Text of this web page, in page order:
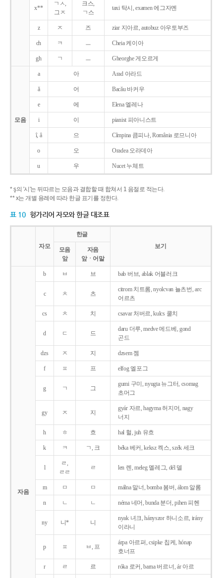
x**
ㄱㅅ,
그ㅈ
크스,
ㄱ스
taxi 탁시, examen 에그자멘
z ㅈ 즈 ziar 지아르, autobuz 아우토부즈
ch ㅋ ㅡ Cheia 케이아
gh ㄱ ㅡ Gheorghe 게오르게
모음
a 아 Arad 아라드
ǎ 어 Bacǎu 바커우
e 에 Elena 엘레나
i 이 pianist 피아니스트
î, â 으 Cîmpina 큼피나, România 로므니아
o 오 Oradea 오라데아
u 우 Nucet 누체트
* ş의 '시'는 뒤따르는 모음과 결합할 때 합쳐서 1 음절로 적는다.
** x는 개별 용례에 따라 한글 표기를 정한다.
표 10 헝가리어 자모와 한글 대조표
자모
한글
보기
모음
앞
자음
앞ㆍ어말
자음
b ㅂ 브 bab 버브, ablak 어블러크
c ㅊ 츠
citrom 치트롬, nyolcvan 뇰츠번, arc
어르츠
cs ㅊ 치 csavar 처버르, kulcs 쿨치
d ㄷ 드
daru 더루, medve 메드베, gond
곤드
dzs ㅈ 지 dzsem 젬
f ㅍ 프 elfog 엘포그
g ㄱ 그
gumi 구미, nyugta 뉴그터, csomag
초머그
gy ㅈ 지
gyár 자르, hagyma 허지머, nagy
너지
h ㅎ 흐 hal 헐, juh 유흐
k ㅋ ㄱ, 크 béka 베커, keksz 켁스, szék 세크
l
ㄹ,
ㄹㄹ
ㄹ len 렌, meleg 멜레그, dél 델
m ㅁ ㅁ málna 말너, bomba 봄버, álom 알롬
n ㄴ ㄴ néma 네머, bunda 분더, pihen 피헨
ny 니* 니
nyak 녀크, hányszor 하니소르, irány
이라니
p ㅍ ㅂ, 프
árpa 아르퍼, csipke 칩케, hónap
호너프
r ㄹ 르 róka 로커, barna 버르너, ár 아르